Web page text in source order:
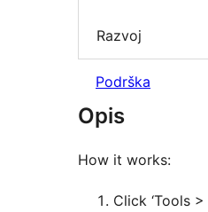
Razvoj
Podrška
Opis
How it works:
Click ‘Tools >